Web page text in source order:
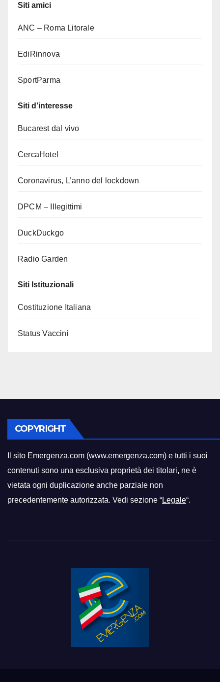
Siti amici
ANC – Roma Litorale
EdiRinnova
SportParma
Siti d'interesse
Bucarest dal vivo
CercaHotel
Coronavirus, L’anno del lockdown
DPCM – Illegittimi
DuckDuckgo
Radio Garden
Siti Istituzionali
Costituzione Italiana
Status Vaccini
COPYRIGHT
Il sito Emergenza.com (www.emergenza.com) e tutti i suoi
contenuti sono una esclusiva proprietà dei titolari, ne è
vietata ogni duplicazione anche parziale non
precedentemente autorizzata. Vedi sezione “Legale“.